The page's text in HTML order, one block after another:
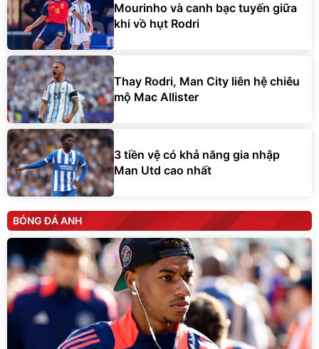
Mourinho và canh bạc tuyến giữa
khi vồ hụt Rodri
Thay Rodri, Man City liên hệ chiêu
mộ Mac Allister
3 tiền vệ có khả năng gia nhập
Man Utd cao nhất
BÓNG ĐÁ ANH